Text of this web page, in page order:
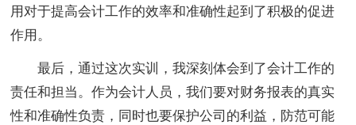
用对于提高会计工作的效率和准确性起到了积极的促进
作用。
最后，通过这次实训，我深刻体会到了会计工作的
责任和担当。作为会计人员，我们要对财务报表的真实
性和准确性负责，同时也要保护公司的利益，防范可能